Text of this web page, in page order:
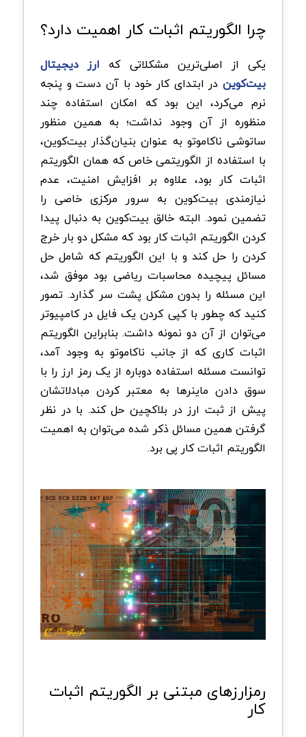
چرا الگوریتم اثبات کار اهمیت دارد؟
یکی از اصلی‌ترین مشکلاتی که ارز دیجیتال
بیت‌کوین در ابتدای کار خود با آن دست و پنجه
نرم می‌کرد، این بود که امکان استفاده چند
منظوره از آن وجود نداشت؛ به همین منظور
ساتوشی ناکاموتو به عنوان بنیان‌گذار بیت‌کوین،
با استفاده از الگوریتمی خاص که همان الگوریتم
اثبات کار بود، علاوه بر افزایش امنیت، عدم
نیازمندی بیت‌کوین به سرور مرکزی خاصی را
تضمین نمود. البته خالق بیت‌کوین به دنبال پیدا
کردن الگوریتم اثبات کار بود که مشکل دو بار خرج
کردن را حل کند و با این الگوریتم که شامل حل
مسائل پیچیده محاسبات ریاضی بود موفق شد،
این مسئله را بدون مشکل پشت سر گذارد. تصور
کنید که چطور با کپی کردن یک فایل در کامپیوتر
می‌توان از آن دو نمونه داشت. بنابراین الگوریتم
اثبات کاری که از جانب ناکاموتو به وجود آمد،
توانست مسئله استفاده دوباره از یک رمز ارز را با
سوق دادن ماینرها به معتبر کردن مبادلاتشان
پیش از ثبت ارز در بلاکچین حل کند. با در نظر
گرفتن همین مسائل ذکر شده می‌توان به اهمیت
الگوریتم اثبات کار پی برد.
رمزارزهای مبتنی بر الگوریتم اثبات
کار